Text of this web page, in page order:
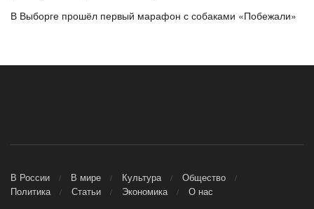
В Выборге прошёл первый марафон с собаками «Побежали»
В России В мире Культура
Общество
Политика
Статьи Экономика О нас